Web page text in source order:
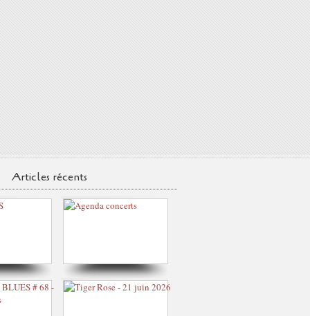
Articles récents